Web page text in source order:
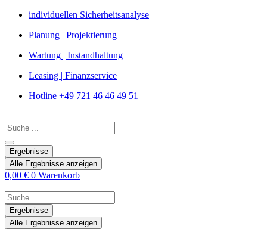
Zum
springen
individuellen Sicherheitsanalyse
Planung | Projektierung
Wartung | Instandhaltung
Leasing | Finanzservice
Hotline +49 721 46 46 49 51
Search
...
Ergebnisse
Alle Ergebnisse anzeigen
0,00 € 0 Warenkorb
Search
...Ergebnisse
Alle Ergebnisse anzeigen